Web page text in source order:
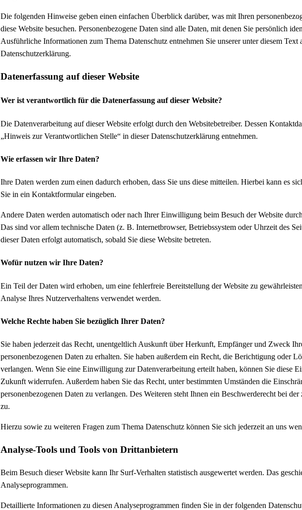
Die folgenden Hinweise geben einen einfachen Überblick darüber, was mit Ihren
diese Website besuchen. Personenbezogene Daten sind alle Daten, mit denen Sie persönlich
Ausführliche Informationen zum Thema Datenschutz entnehmen Sie unserer unter diesem Text
Datenschutzerklärung.
Datenerfassung auf dieser Website
Wer ist verantwortlich für die Datenerfassung auf dieser Website?
Die Datenverarbeitung auf dieser Website erfolgt durch den Websitebetreiber. Dessen
„Hinweis zur Verantwortlichen Stelle“ in dieser Datenschutzerklärung entnehmen.
Wie erfassen wir Ihre Daten?
Ihre Daten werden zum einen dadurch erhoben, dass Sie uns diese mitteilen. Hierbei kann es
Sie in ein Kontaktformular eingeben.
Andere Daten werden automatisch oder nach Ihrer Einwilligung beim Besuch der Website
Das sind vor allem technische Daten (z. B. Internetbrowser, Betriebssystem oder Uhrzeit des
dieser Daten erfolgt automatisch, sobald Sie diese Website betreten.
Wofür nutzen wir Ihre Daten?
Ein Teil der Daten wird erhoben, um eine fehlerfreie Bereitstellung der Website zu
Analyse Ihres Nutzerverhaltens verwendet werden.
Welche Rechte haben Sie bezüglich Ihrer Daten?
Sie haben jederzeit das Recht, unentgeltlich Auskunft über Herkunft, Empfänger und Zweck
personenbezogenen Daten zu erhalten. Sie haben außerdem ein Recht, die Berichtigung oder
verlangen. Wenn Sie eine Einwilligung zur Datenverarbeitung erteilt haben, können Sie diese
Zukunft widerrufen. Außerdem haben Sie das Recht, unter bestimmten Umständen die
personenbezogenen Daten zu verlangen. Des Weiteren steht Ihnen ein Beschwerderecht bei
zu.
Hierzu sowie zu weiteren Fragen zum Thema Datenschutz können Sie sich jederzeit an uns
Analyse-Tools und Tools von Dritt­anbietern
Beim Besuch dieser Website kann Ihr Surf-Verhalten statistisch ausgewertet werden. Das
Analyseprogrammen.
Detaillierte Informationen zu diesen Analyseprogrammen finden Sie in der folgenden